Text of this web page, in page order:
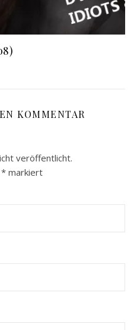
KOMMENTAR
veröffentlicht.
* markiert